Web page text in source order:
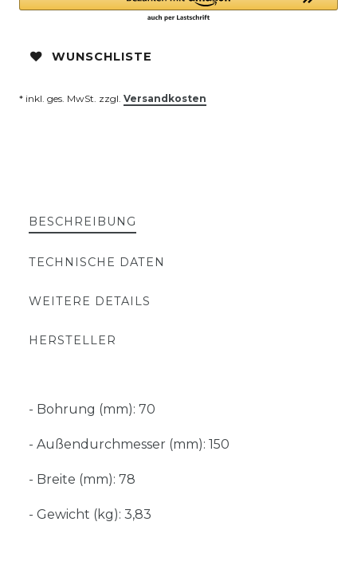
WUNSCHLISTE
* inkl. ges. MwSt. zzgl. Versandkosten
BESCHREIBUNG
TECHNISCHE DATEN
WEITERE DETAILS
HERSTELLER
- Bohrung (mm): 70
- Außendurchmesser (mm): 150
- Breite (mm): 78
- Gewicht (kg): 3,83